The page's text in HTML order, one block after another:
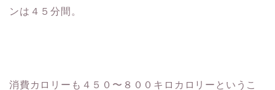
ンは４５分間。
消費カロリーも４５０〜８００キロカロリーというこ